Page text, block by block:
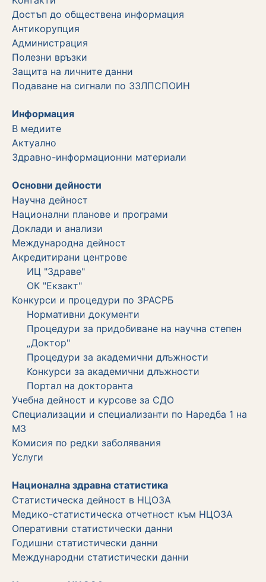
Достъп до обществена информация
Aнтикорупция
Администрация
Полезни връзки
Защита на личните данни
Подаване на сигнали по ЗЗЛПСПОИН
Информация
В медиите
Актуално
Здравно-информационни материали
Основни дейности
Научна дейност
Национални планове и програми
Доклади и анализи
Международна дейност
Акредитирани центрове
ИЦ "Здраве"
ОК "Екзакт"
Конкурси и процедури по ЗРАСРБ
Нормативни документи
Процедури за придобиване на научна степен
„Доктор"
Процедури за академични длъжности
Koнкурси за академични длъжности
Портал на докторанта
Учебна дейност и курсове за СДО
Специализации и специализанти по Наредба 1 на
МЗ
Комисия по редки заболявания
Услуги
Национална здравна статистика
Статистическа дейност в НЦОЗА
Медико-статистическа отчетност към НЦОЗА
Оперативни статистически данни
Годишни статистически данни
Международни статистически данни